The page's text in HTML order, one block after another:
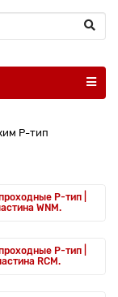
P-тип
P-тип |
WNM.
P-тип |
RCM.